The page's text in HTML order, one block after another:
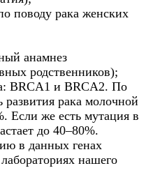
рака женских
анамнез
родственников);
и BRCA2. По
развития рака молочной
Если же есть мутация в
до 40–80%.
в данных генах
нашего